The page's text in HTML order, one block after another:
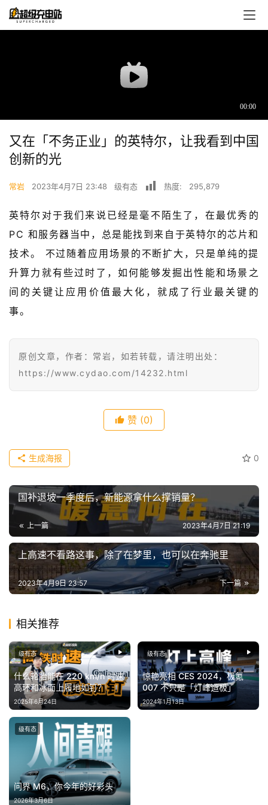
首
快
报
级
态
新
中
大
傻
瓜
A
冒
险
家
闻
资
讯
关
于
我
们
登录
又在「不务正业」的英特尔，让我看到中国
创新的光
常岩 2023年4月7日 23:48 级有态 热度: 295,879
英特尔对于我们来说已经是毫不陌生了，在最优秀的
PC 和服务器当中，总是能找到来自于英特尔的芯片和
技术。 不过随着应用场景的不断扩大，只是单纯的提
升算力就有些过时了，如何能够发掘出性能和场景之
间的关键让应用价值最大化，就成了行业最关键的
事。
原创文章，作者：常岩，如若转载，请注明出处：
https://www.cydao.com/14232.html
赞 (0)
0
生成海报
国补退坡一季度后，新能源拿什么撑销量？
上一篇 2023年4月7日 21:19
上高速不看路这事，除了在梦里，也可以在奔驰里
下一篇
2023年4月9日 23:57
相关推荐
什么轮胎能在 220 km/h 时速
高环和冰面上履地如钉？
2025年6月24日
级有态
惊艳亮相 CES 2024，极氪
007 不只是「灯峰造极」
2024年1月13日
级有态
问界 M6，你今年的好彩头
2026年3月6日
级有态